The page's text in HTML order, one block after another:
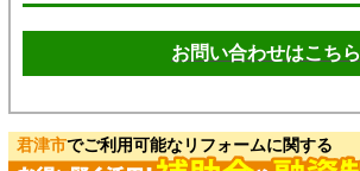
お問い合わせはこちら
君津市でご利用可能なリフォームに関する